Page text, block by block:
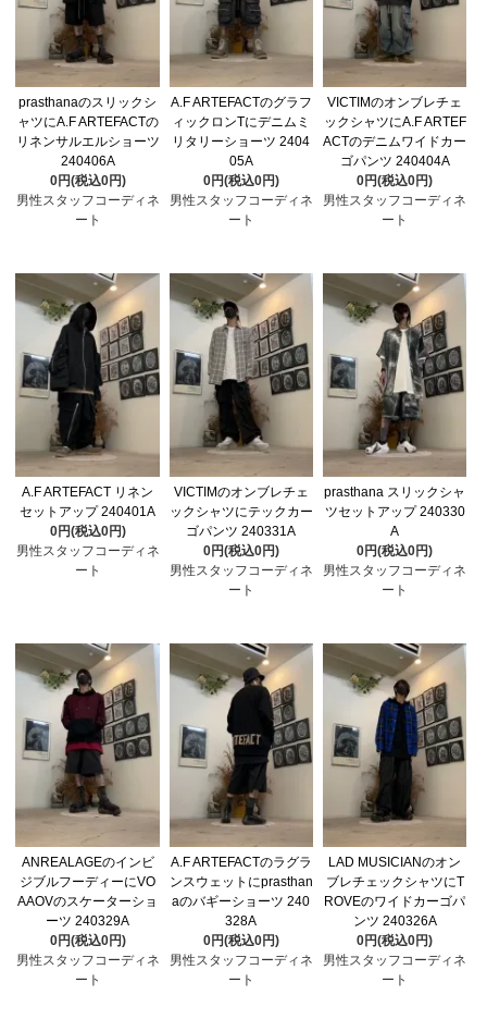
prasthanaのスリックシ
ャツにA.F ARTEFACTの
リネンサルエルショーツ
240406A
0円(税込0円)
男性スタッフコーディネ
ート
A.F ARTEFACTのグラフ
ィックロンTにデニムミ
リタリーショーツ 2404
05A
0円(税込0円)
男性スタッフコーディネ
ート
VICTIMのオンブレチェ
ックシャツにA.F ARTEF
ACTのデニムワイドカー
ゴパンツ 240404A
0円(税込0円)
男性スタッフコーディネ
ート
A.F ARTEFACT リネン
セットアップ 240401A
0円(税込0円)
男性スタッフコーディネ
ート
VICTIMのオンブレチェ
ックシャツにテックカー
ゴパンツ 240331A
0円(税込0円)
男性スタッフコーディネ
ート
prasthana スリックシャ
ツセットアップ 240330
A
0円(税込0円)
男性スタッフコーディネ
ート
ANREALAGEのインビ
ジブルフーディーにVO
AAOVのスケーターショ
ーツ 240329A
0円(税込0円)
男性スタッフコーディネ
ート
A.F ARTEFACTのラグラ
ンスウェットにprasthan
aのバギーショーツ 240
328A
0円(税込0円)
男性スタッフコーディネ
ート
LAD MUSICIANのオン
ブレチェックシャツにT
ROVEのワイドカーゴパ
ンツ 240326A
0円(税込0円)
男性スタッフコーディネ
ート